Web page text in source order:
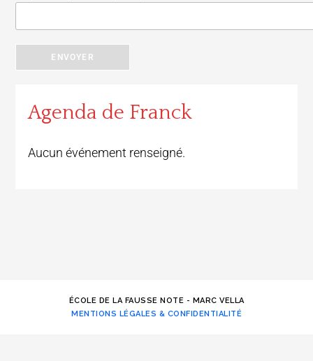
ENVOYER
Agenda de Franck
Aucun événement renseigné.
ÉCOLE DE LA FAUSSE NOTE - MARC VELLA
MENTIONS LÉGALES & CONFIDENTIALITÉ